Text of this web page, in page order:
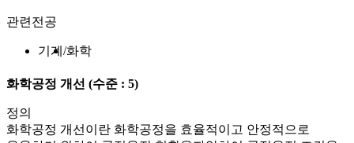
관련전공
기계 화학
화학공정 개선 (수준 : 5)
정의
화학공정 개선이란 화학공정을 효율적이고 안정적으로